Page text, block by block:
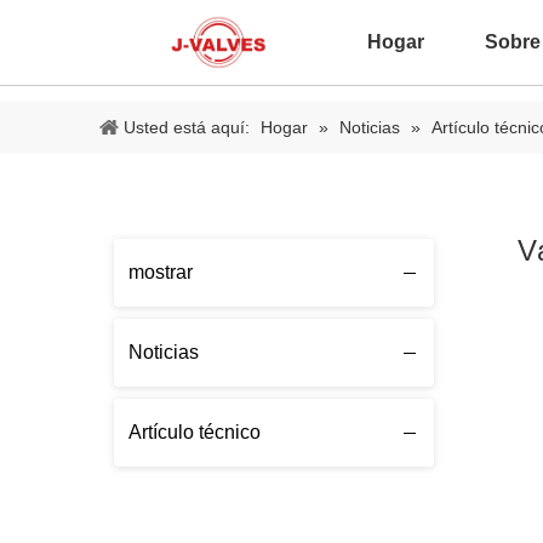
Hogar
Usted está aquí: Hogar » Noticias » Artículo
mostrar
Noticias
Artículo técnico